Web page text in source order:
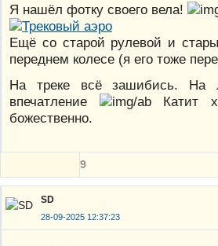
Я нашёл фотку своего вела!
Ещё со старой рулевой и
переднем колесе (я его тоже
На треке всё зашибись. На
впечатление
Катит
божественно.
9
SD
28-09-2025 12:37:23